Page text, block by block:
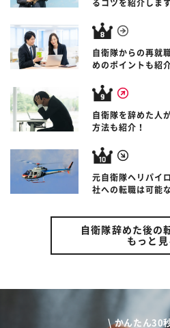
るコツを紹介しま
自衛隊からの再就
めのポイントも紹介
自衛隊を辞めた人
方法も紹介！
元自衛隊ヘリパイ
社への転職は可能
自衛隊辞めた後の
もっと見
\ かんたん30